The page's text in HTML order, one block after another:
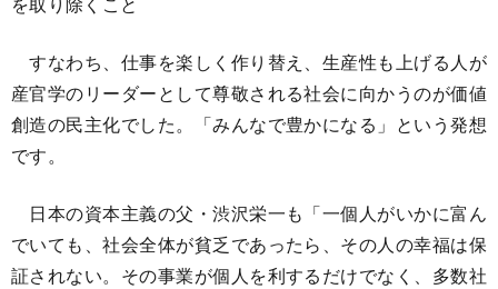
すなわち、仕事を楽しく作り替え、生産性も上げる人が
産官学のリーダーとして尊敬される社会に向かうのが価値
創造の民主化でした。「みんなで豊かになる」という発想
です。
日本の資本主義の父・渋沢栄一も「一個人がいかに富ん
でいても、社会全体が貧乏であったら、その人の幸福は保
証されない。その事業が個人を利するだけでなく、多数社